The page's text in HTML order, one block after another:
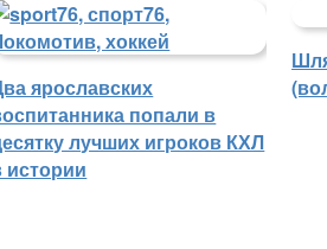
ярославских
попали в
лучших игроков КХЛ
истории